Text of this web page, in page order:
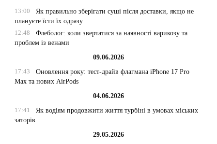
13:00
Як правильно зберігати суші після доставки, якщо не
плануєте їсти їх одразу
12:48
Флеболог: коли звертатися за наявності варикозу та
проблем із венами
09.06.2026
17:43
Оновлення року: тест-драйв флагмана iPhone 17 Pro
Max та нових AirPods
04.06.2026
17:41
Як водіям продовжити життя турбіні в умовах міських
заторів
29.05.2026